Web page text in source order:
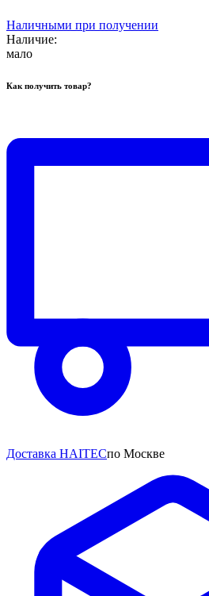
Наличными при получении
Наличие:
мало
Как получить товар?
Доставка HAITECпо Москве